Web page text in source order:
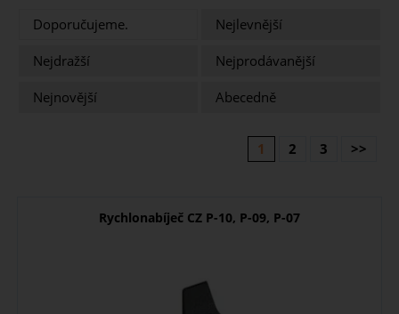
Doporučujeme.
Nejlevnější
Nejdražší
Nejprodávanější
Nejnovější
Abecedně
1 2 3 >>
Rychlonabíječ CZ P-10, P-09, P-07